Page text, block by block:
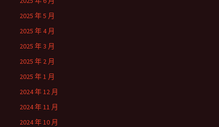
2025 年 5 月
2025 年 4 月
2025 年 3 月
2025 年 2 月
2025 年 1 月
2024 年 12 月
2024 年 11 月
2024 年 10 月